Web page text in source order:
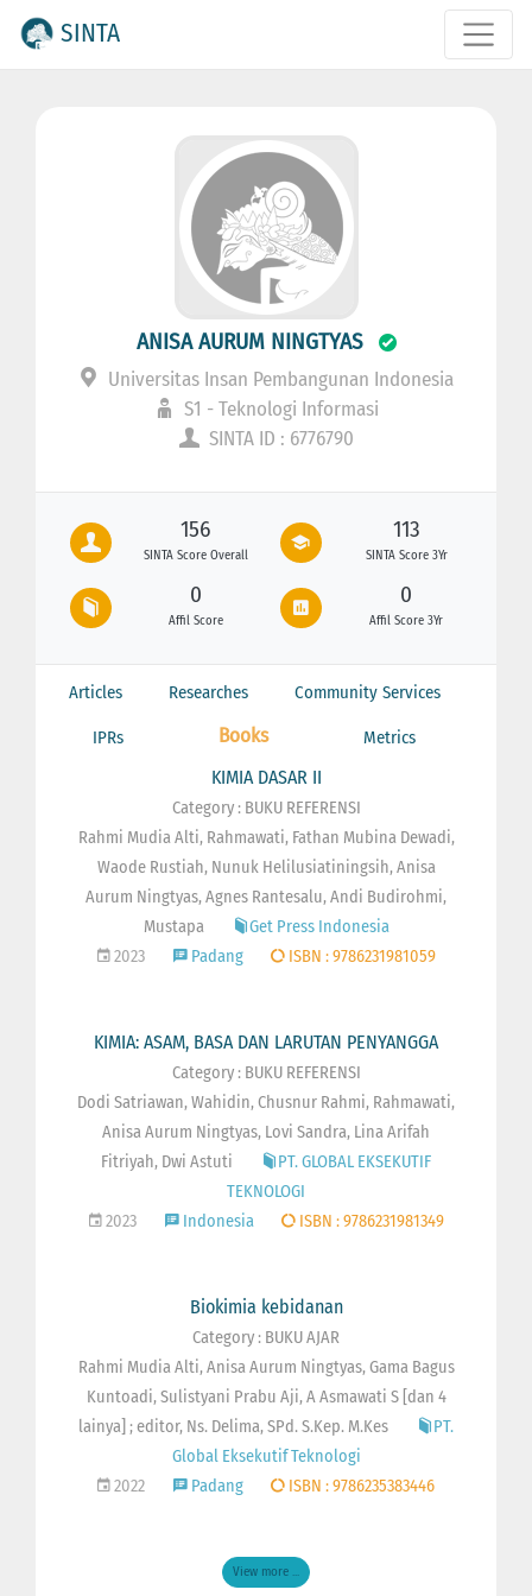
SINTA
ANISA AURUM NINGTYAS
Universitas Insan Pembangunan Indonesia
S1 - Teknologi Informasi
SINTA ID : 6776790
156
SINTA Score Overall
113
SINTA Score 3Yr
0
Affil Score
0
Affil Score 3Yr
Articles Researches Community Services
IPRs Books Metrics
KIMIA DASAR II
Category : BUKU REFERENSI
Rahmi Mudia Alti, Rahmawati, Fathan Mubina Dewadi,
Waode Rustiah, Nunuk Helilusiatiningsih, Anisa
Aurum Ningtyas, Agnes Rantesalu, Andi Budirohmi,
Mustapa
Get Press Indonesia
2023
Padang ISBN : 9786231981059
KIMIA: ASAM, BASA DAN LARUTAN PENYANGGA
Category : BUKU REFERENSI
Dodi Satriawan, Wahidin, Chusnur Rahmi, Rahmawati,
Anisa Aurum Ningtyas, Lovi Sandra, Lina Arifah
Fitriyah, Dwi Astuti
PT. GLOBAL EKSEKUTIF
TEKNOLOGI
2023
Indonesia ISBN : 9786231981349
Biokimia kebidanan
Category : BUKU AJAR
Rahmi Mudia Alti, Anisa Aurum Ningtyas, Gama Bagus
Kuntoadi, Sulistyani Prabu Aji, A Asmawati S [dan 4
lainya] ; editor, Ns. Delima, SPd. S.Kep. M.Kes
PT.
Global Eksekutif Teknologi
2022
Padang ISBN : 9786235383446
View more ...